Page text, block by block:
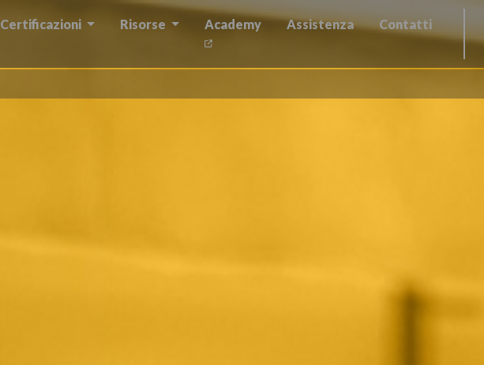
Certificazioni Risorse Academy Assistenza Contatti